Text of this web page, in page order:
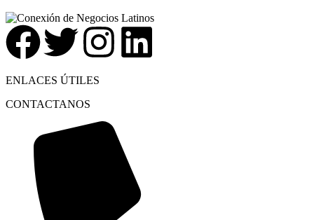
ENLACES ÚTILES
CONTACTANOS